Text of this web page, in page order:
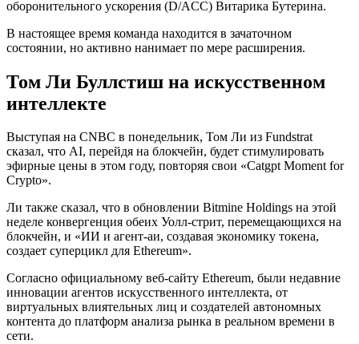
оборонительного ускорения (D/ACC) Витарика Бутерина.
В настоящее время команда находится в зачаточном
состоянии, но активно нанимает по мере расширения.
Том Ли Буллстиш на искусственном
интеллекте
Выступая на CNBC в понедельник, Том Ли из Fundstrat
сказал, что AI, перейдя на блокчейн, будет стимулировать
эфирные цены в этом году, повторяя свои «Catgpt Moment for
Crypto».
Ли также сказал, что в обновлении Bitmine Holdings на этой
неделе конвергенция обеих Уолл-стрит, перемещающихся на
блокчейн, и «ИИ и агент-аи, создавая экономику токена,
создает суперцикл для Ethereum».
Согласно официальному веб-сайту Ethereum, были недавние
инновации агентов искусственного интеллекта, от
виртуальных влиятельных лиц и создателей автономных
контента до платформ анализа рынка в реальном времени в
сети.